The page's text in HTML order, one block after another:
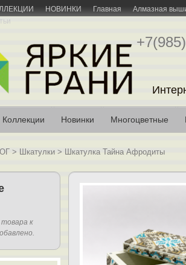
НОВИНКИ Главная Алмазная
Коллекции Новинки Многоцветные
> Шкатулки > Шкатулка Тайна Афродиты
к